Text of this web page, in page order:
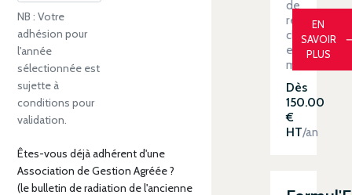
NB : Votre
adhésion pour
l'année
sélectionnée est
sujette à
conditions pour
validation.
Êtes-vous déjà adhérent d'une
Association de Gestion Agréée ?
(le bulletin de radiation de l'ancienne
de
revenus
clé
en
main
Dès
150.00
€
HT/an
EN
SAVOIR
PLUS